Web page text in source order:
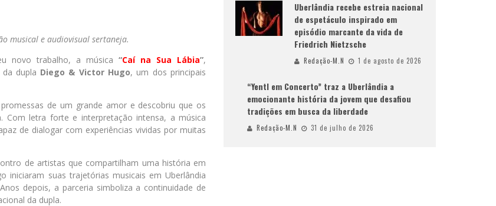
musical e audiovisual sertaneja.
novo trabalho, a música “Caí na Sua Lábia”,
dupla Diego & Victor Hugo, um dos principais
de um grande amor e descobriu que os
Com letra forte e interpretação intensa, a música
de dialogar com experiências vividas por muitas
de artistas que compartilham uma história em
iniciaram suas trajetórias musicais em Uberlândia
depois, a parceria simboliza a continuidade de
da dupla.
Uberlândia recebe estreia nacional
de espetáculo inspirado em
episódio marcante da vida de
Friedrich Nietzsche
Redação-M.N 1 de agosto de 2026
“Yentl em Concerto” traz a Uberlândia a
emocionante história da jovem que desafiou
tradições em busca da liberdade
Redação-M.N 31 de julho de 2026